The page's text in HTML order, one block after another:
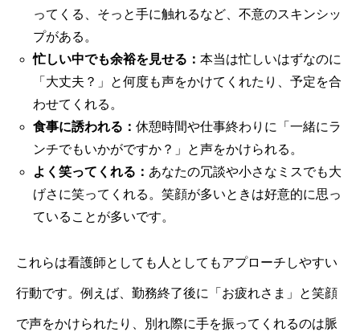
ってくる、そっと手に触れるなど、不意のスキンシッ
プがある。
忙しい中でも余裕を見せる： 本当は忙しいはずなのに
「大丈夫？」と何度も声をかけてくれたり、予定を合
わせてくれる。
食事に誘われる： 休憩時間や仕事終わりに「一緒にラ
ンチでもいかがですか？」と声をかけられる。
よく笑ってくれる： あなたの冗談や小さなミスでも大
げさに笑ってくれる。笑顔が多いときは好意的に思っ
ていることが多いです。
これらは看護師としても人としてもアプローチしやすい
行動です。例えば、勤務終了後に「お疲れさま」と笑顔
で声をかけられたり、別れ際に手を振ってくれるのは脈